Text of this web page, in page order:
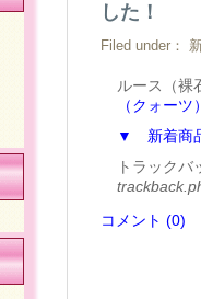
した！
Filed under：
ルース（
（クォー
▼ 新着商
トラック
コメント (0)